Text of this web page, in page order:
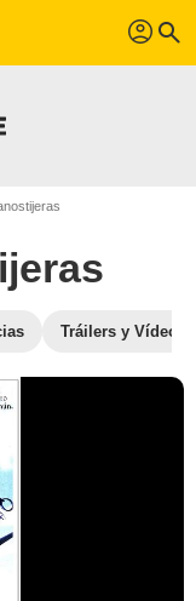
profil search
Tráilers y Vídeos